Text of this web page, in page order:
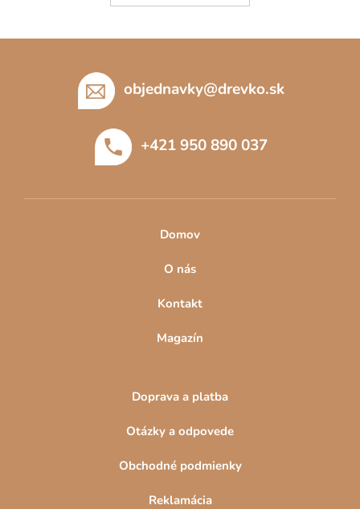
k
p
i
u
objednavky@drevko.sk
+421 950 890 037
Domov
O nás
Kontakt
Magazín
Doprava a platba
Otázky a odpovede
Obchodné podmienky
Reklamácia